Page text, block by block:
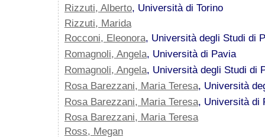
Rizzuti, Alberto, Università di Torino
Rizzuti, Marida
Rocconi, Eleonora, Università degli Studi di
Romagnoli, Angela, Università di Pavia
Romagnoli, Angela, Università degli Studi di
Rosa Barezzani, Maria Teresa, Università
Rosa Barezzani, Maria Teresa, Università di
Rosa Barezzani, Maria Teresa
Ross, Megan